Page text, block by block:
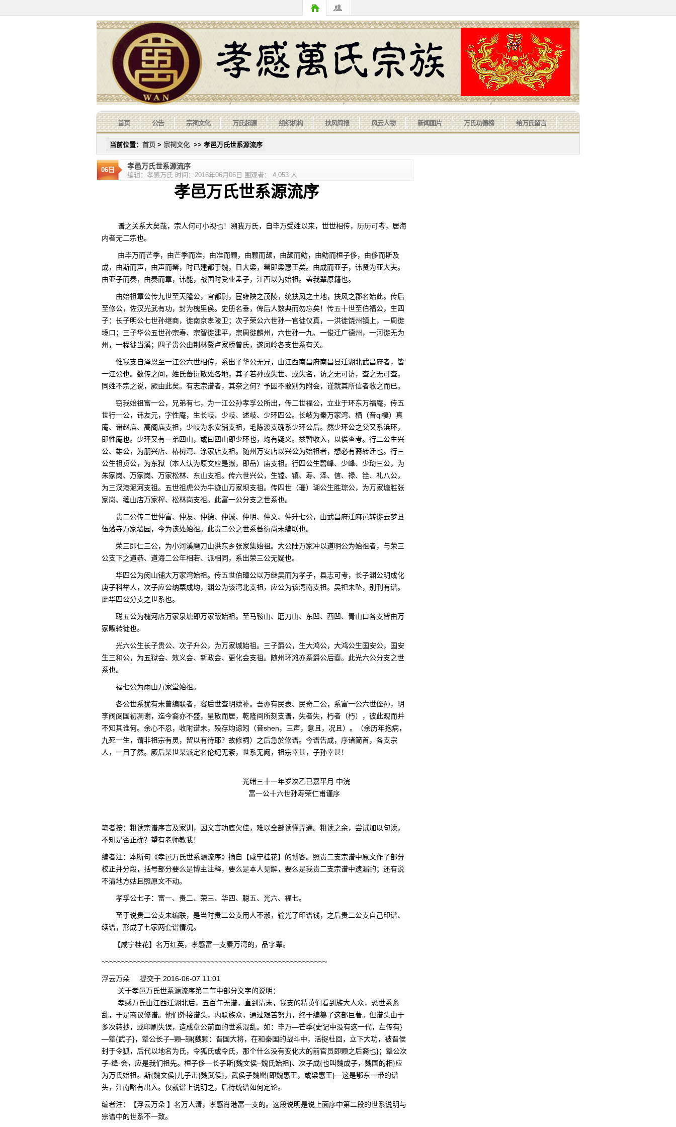
首页 公告 宗祠文化 万氏起源 组织机构 扶风简报 风云人物 新闻图片 万氏功德榜 给万氏留言
当前位置： 首页 > 宗祠文化 >> 孝邑万氏世系源流序
06日 孝邑万氏世系源流序
编辑：孝感万氏 时间：2016年06月06日 围观者： 4,053 人
孝邑万氏世系源流序
谱之关系大矣哉，宗人何可小视也！溯我万氏，自毕万受姓以来，世世相传，历历可考，居海
内者无二宗也。
由毕万而芒季，由芒季而准，由准而颗，由颗而颉，由颉而鲂，由鲂而桓子侈，由侈而斯及
成，由斯而声，由声而罃，时已建都于魏，日大梁，罃即梁惠王矣。由成而亚子，讳贤为亚大夫。
由亚子而奏，由奏而章，讳能，战国时受业孟子，江西以为始祖。盖我辈原籍也。
由始祖章公传九世至天隆公，官都尉，宦雍陕之茂陵，统扶风之土地，扶风之郡名始此。传后
至修公，佐汉光武有功，封为槐里侯。史册名垂，俾后人数典而勿忘矣！传五十世至伯福公，生四
子：长子明公七世孙继商，徙南京孝陵卫；次子荣公六世孙一官徙仪真，一洪徙饶州镇上，一周徙
境口；三子华公五世孙宗寿、宗智徙建平，宗周徙麟州，六世孙一九、一俊迁广德州，一河徙无为
州，一程徙当溪；四子贵公由荆林赘卢家桥曾氏，遂凤岭各支世系有关。
惟我支自泽恩至一江公六世相传，系出子华公无异，由江西南昌府南昌县迁湖北武昌府者，皆
一江公也。数传之间，姓氏蕃衍散处各地，其子若孙或失世、或失名，访之无可访，查之无可查，
同姓不宗之说，厥由此矣。有志宗谱者，其奈之何？予因不敢别为附会，谨就其所信者收之而已。
窃我始祖富一公，兄弟有七，为一江公孙孝孚公所出，传二世福公，立业于环东万福庵，传五
世行一公，讳友元，字性庵，生长岐、少岐、述岐、少环四公。长岐为秦万家湾、栖（音qi棲）真
庵、诸赵庙、高阁庙支祖，少岐为永安铺支祖，毛陈渡支确系少环公后。然少环公之父又系浜环，
即性庵也。少环又有一弟四山，或曰四山即少环也，均有疑义。兹暂收入，以俟查考。行二公生兴
公、雄公，为朋兴店、椿树湾、涂家店支祖。随州万安店以兴公为始祖者，想必有裔转迁也。行三
公生祖贞公，为东狱（本人认为原文应是嶽，即岳）庙支祖。行四公生碧峰、少峰、少琦三公，为
朱家岗、万家岗、万家松林、东山支祖。传六世兴公，生镗、镇、寿、泽、信、禄、铨、礼八公，
为三汊港泥河支祖。五世祖虎公为牛迹山万家坝支祖。传四世（珊）瑚公生胜琮公，为万家塘胜张
家岗、缠山店万家榨、松林岗支祖。此富一公分支之世系也。
贵二公传二世仲富、仲友、仲德、仲诚、仲明、仲文、仲升七公，由武昌府迁麻邑转徙云梦县
伍落寺万家墙园，今为该处始祖。此贵二公之世系蕃衍尚未编联也。
荣三即仁三公，为小河溪磨刀山洪东乡张家集始祖。大公陆万家冲以道明公为始祖者，与荣三
公支下之道恭、道海二公年相若、派相同，系出荣三公无疑也。
华四公为闵山铺大万家湾始祖。传五世伯璋公以万继吴而为孝子，县志可考，长子渊公明成化
庚子科举人，次子应公纳粟成均，渊公为该湾北支祖，应公为该湾南支祖。吴祀未坠，别刊有谱。
此华四公分支之世系也。
聪五公为槐河店万家泉塘即万家畈始祖。至马鞍山、磨刀山、东凹、西凹、青山口各支皆由万
家畈转徙也。
光六公生长子贵公、次子升公，为万家城始祖。三子爵公，生大鸿公，大鸿公生国安公，国安
生三和公，为五狱会、效义会、新政会、更化会支祖。随州环滩亦系爵公后裔。此光六公分支之世
系也。
福七公为雨山万家堂始祖。
各公世系犹有未曾编联者，容后世查明续补。吾亦有民表、民奇二公，系富一公六世侄孙，明
李阀阅国初凋谢，迄今裔亦不盛，星散而居，乾隆间所刻支谱，失者失，朽者（朽），彼此观而并
不知其谁何。余心不忍，收附谱未，殁存均谅矧（音shen，三声，意且，况且）。（余历年抱病，
九死一生，谓非祖宗有灵，留以有待耶？故修祠）之后急於修谱。今谱告成，序诸简首，各支宗
人，一目了然。厥后某世某派定名伦纪无紊，世系无阙，祖宗幸甚，子孙幸甚！
光绪三十一年岁次乙已嘉平月 中浣
富一公十六世孙寿荣仁甫谨序
笔者按：粗读宗谱序言及家训，因文言功底欠佳，难以全部读懂弄通。粗读之余，尝试加以句读，
不知是否正确？望有老师教我！
编者注：本断句《孝邑万氏世系源流序》摘自【咸宁桂花】的博客。照贵二支宗谱中原文作了部分
校正并分段，括号部分要么是博主注释，要么是本人见解，要么是我贵二支宗谱中遗漏的；还有说
不清地方姑且照原文不动。
孝孚公七子：富一、贵二、荣三、华四、聪五、光六、福七。
至于说贵二公支未编联，是当时贵二公支用人不淑，输光了印谱钱，之后贵二公支自己印谱、
续谱，形成了七家两套谱情况。
【咸宁桂花】名万红英，孝感富一支秦万湾的，品字辈。
~~~~~~~~~~~~~~~~~~~~~~~~~~~~~~~~~~~~~~~~~~~~~~~~~~~~~~~~
浮云万朵 提交于 2016-06-07 11:01
关于孝邑万氏世系源流序第二节中部分文字的说明：
孝感万氏由江西迁湖北后，五百年无谱，直到清末，我支的精英们看到族大人众，恐世系紊
乱，于是商议修谱。他们外接谱头，内联族众，通过艰苦努力，终于编纂了这部巨著。但谱头由于
多次转抄，或印刷失误，造成章公前面的世系混乱。如：毕万—芒季{史记中没有这一代，左传有}
—犨{武子}，犨公长子–颗–頡{魏颗：晋国大将，在和秦国的战斗中，活捉杜回，立下大功，被晋侯
封于令狐，后代以地名为氏，令狐氏或令氏，那个什么没有变化大的前官员即颗之后裔也}；犨公次
子-绛-会，应是我们祖先。桓子侈—长子斯{魏文侯–魏氏始祖}、次子成{也叫魏成子，魏国的相}应
为万氏始祖。斯{魏文侯}儿子击{魏武侯}，武侯子魏罌{即魏惠王，或梁惠王}—这是鄂东一带的谱
头，江南略有出入。仅就谱上说明之，后待统谱如何定论。
编者注：【浮云万朵 】名万人清，孝感肖港富一支的。这段说明是说上面序中第二段的世系说明与
宗谱中的世系不一致。